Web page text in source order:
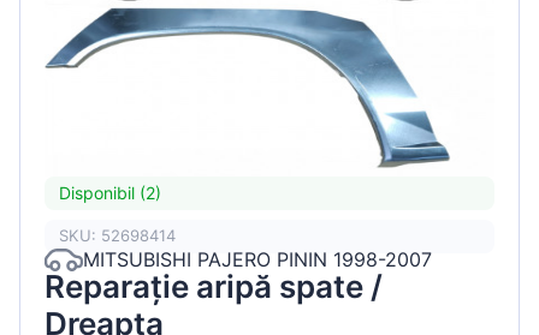
Disponibil (2)
SKU: 52698414
MITSUBISHI PAJERO PININ 1998-2007
Reparație aripă spate /
Dreapta